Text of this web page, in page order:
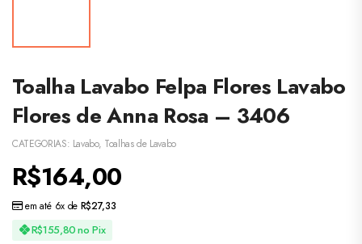
Toalha Lavabo Felpa Flores Lavabo
Flores de Anna Rosa – 3406
CATEGORIAS: Lavabo, Toalhas de Lavabo
R$164,00
R$155,80no Pix
em até 6x de R$27,33